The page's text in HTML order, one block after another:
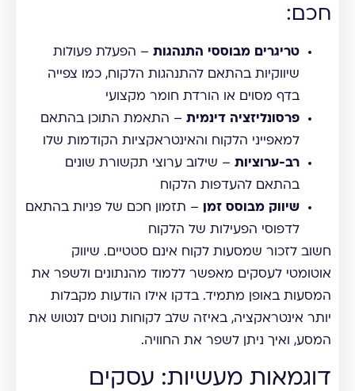
חכם:
טריגרים מבוססי התנהגות – הפעלת פעולות
שיווקיות בהתאם להתנהגות הלקוח, כמו צפייה
בדף מסוים או הורדת חומר מקצועי
פרסונליזציה דינמית – התאמת התוכן בהתאם
למאפייני הלקוח והאינטראקציות הקודמות שלו
רב-ערוציות – שילוב ערוצי תקשורת שונים
בהתאם להעדפות הלקוח
שיווק מבוסס זמן
– תזמון חכם של פניות בהתאם
לדפוסי הפעילות של הלקוח
חשוב לזכור שמסעות לקוח אינם סטטיים. שיווק
אוטומטי לעסקים מאפשר ללמוד מהנתונים ולשפר את
המסעות באופן מתמיד. בדקו אילו הודעות מקבלות
יותר אינטראקציה, באיזה שלב לקוחות נוטים לנטוש את
המסע, ואיך ניתן לשפר את החוויה.
דוגמאות מעשיות: עסקים